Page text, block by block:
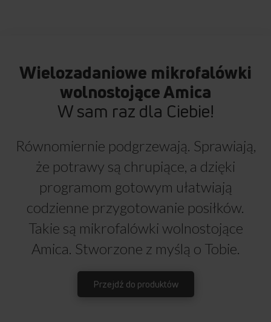
Wielozadaniowe mikrofalówki
wolnostojące Amica
W sam raz dla Ciebie!
Równomiernie podgrzewają. Sprawiają,
że potrawy są chrupiące, a dzięki
programom gotowym ułatwiają
codzienne przygotowanie posiłków.
Takie są mikrofalówki wolnostojące
Amica. Stworzone z myślą o Tobie.
Przejdź do produktów